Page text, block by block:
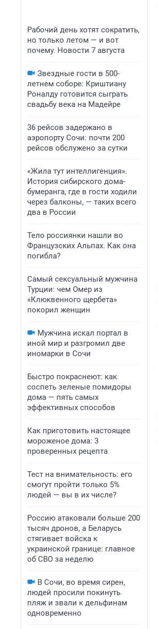
Рабочий день хотят сократить,
но только летом — и вот
почему. Новости 7 августа
Звездные гости в 500-
летнем соборе: Криштиану
Роналду готовится сыграть
свадьбу века на Мадейре
36 рейсов задержано в
аэропорту Сочи: почти 200
рейсов обслужено за сутки
«Жила тут интеллигенция».
История сибирского дома-
бумеранга, где в гости ходили
через балконы, — таких всего
два в России
Тело россиянки нашли во
Французских Альпах. Как она
погибла?
Самый сексуальный мужчина
Турции: чем Омер из
«Клюквенного щербета»
покорил женщин
Мужчина искал портал в
иной мир и разгромил две
иномарки в Сочи
Быстро покраснеют: как
соспеть зеленые помидоры
дома — пять самых
эффективных способов
Как приготовить настоящее
мороженое дома: 3
проверенных рецепта
Тест на внимательность: его
смогут пройти только 5%
людей — вы в их числе?
Россию атаковали больше 200
тысяч дронов, а Беларусь
стягивает войска к
украинской границе: главное
об СВО за неделю
В Сочи, во время сирен,
людей просили покинуть
пляж и звали к дельфинам
одновременно